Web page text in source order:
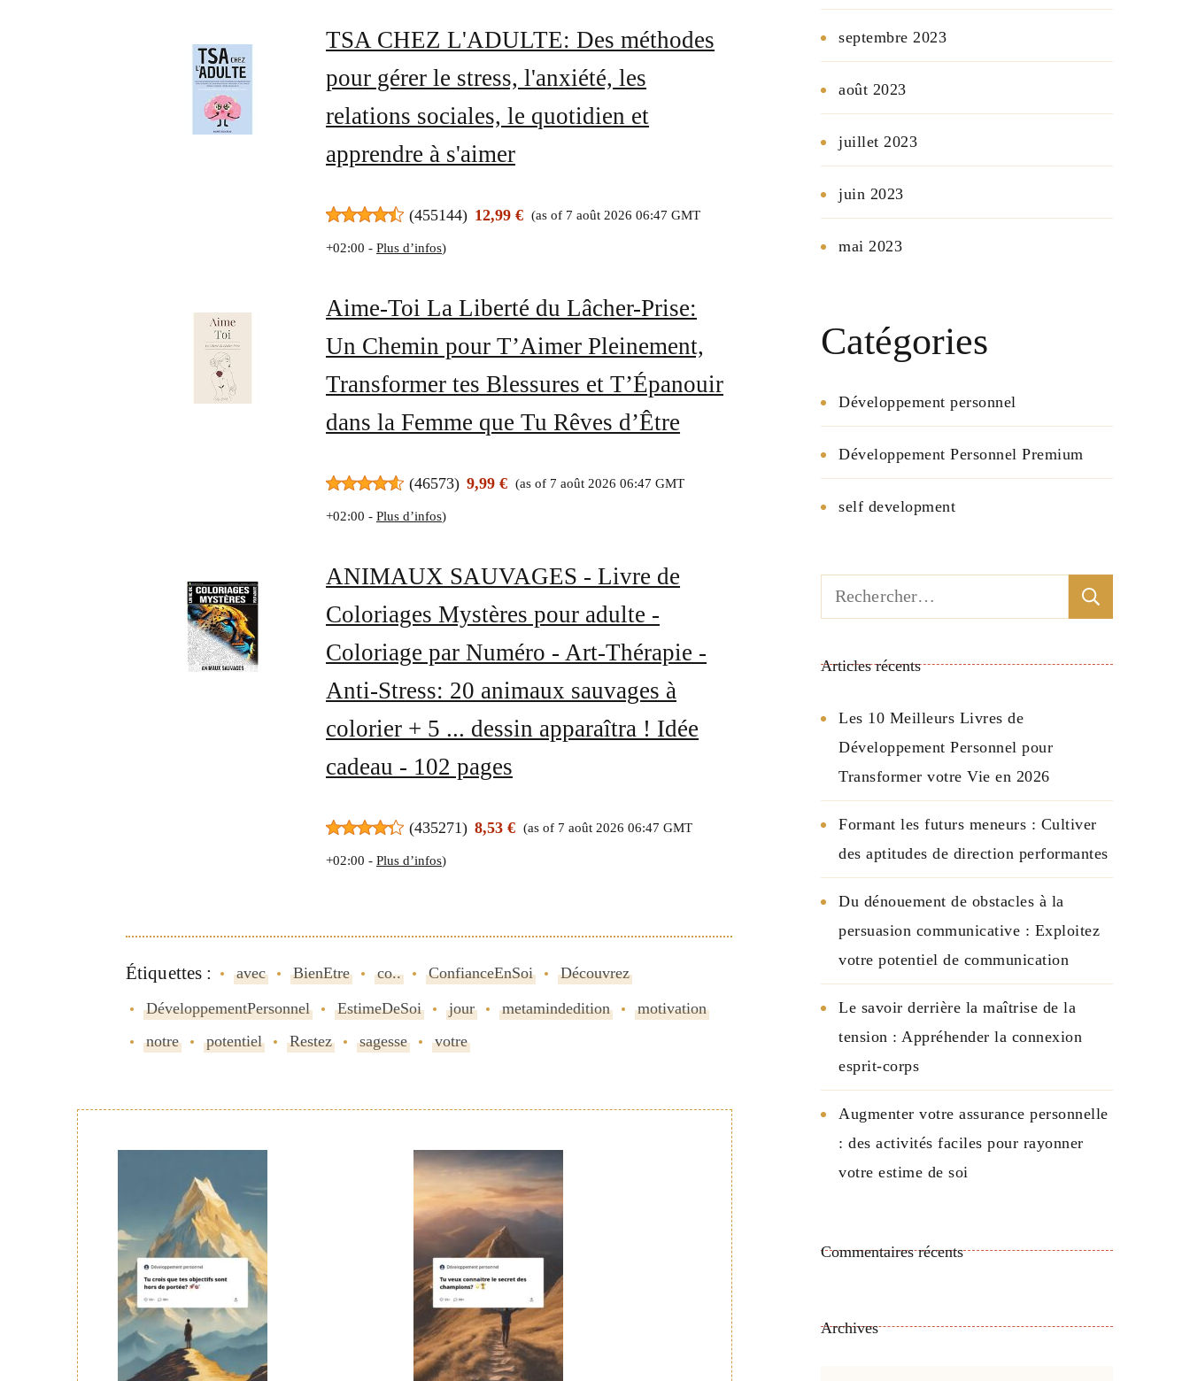
TSA CHEZ L'ADULTE: Des méthodes
pour gérer le stress, l'anxiété, les
relations sociales, le quotidien et
apprendre à s'aimer
(455144) 12,99 € (as of 7 août 2026 06:47 GMT
+02:00 -Plus d’infos)
Aime-Toi La Liberté du Lâcher-Prise:
Un Chemin pour T’Aimer Pleinement,
Transformer tes Blessures et T’Épanouir
dans la Femme que Tu Rêves d’Être
(46573) 9,99 € (as of 7 août 2026 06:47 GMT
+02:00 -Plus d’infos)
ANIMAUX SAUVAGES - Livre de
Coloriages Mystères pour adulte -
Coloriage par Numéro - Art-Thérapie -
Anti-Stress: 20 animaux sauvages à
colorier + 5 ... dessin apparaîtra ! Idée
cadeau - 102 pages
(435271) 8,53 € (as of 7 août 2026 06:47 GMT
+02:00 -Plus d’infos)
Étiquettes : avec BienEtre co.. ConfianceEnSoi
Découvrez
DéveloppementPersonnel
EstimeDeSoi jour metamindedition
motivation
notre
potentiel Restez sagesse votre
Navigation
de
publication
septembre 2023
août 2023
juillet 2023
juin 2023
mai 2023
Catégories
Développement personnel
Développement Personnel Premium
self development
Rechercher :
Articles récents
Les 10 Meilleurs Livres de
Développement Personnel pour
Transformer votre Vie en 2026
Formant les futurs meneurs : Cultiver
des aptitudes de direction performantes
Du dénouement de obstacles à la
persuasion communicative : Exploitez
votre potentiel de communication
Le savoir derrière la maîtrise de la
tension : Appréhender la connexion
esprit-corps
Augmenter votre assurance personnelle
: des activités faciles pour rayonner
votre estime de soi
Commentaires récents
Archives